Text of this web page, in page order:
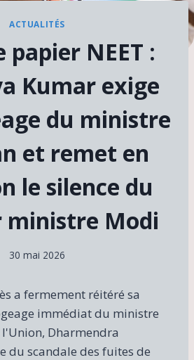
ACTUALITÉS
papier NEET :
Kumar exige
du ministre
et remet en
le silence du
ministre Modi
30 mai 2026
a fermement réitéré sa
immédiat du ministre
Dharmendra
du scandale des fuites de